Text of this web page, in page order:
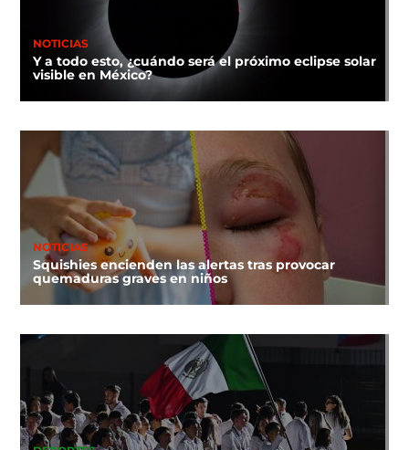
NOTICIAS
Y a todo esto, ¿cuándo será el próximo eclipse solar
visible en México?
NOTICIAS
Squishies encienden las alertas tras provocar
quemaduras graves en niños